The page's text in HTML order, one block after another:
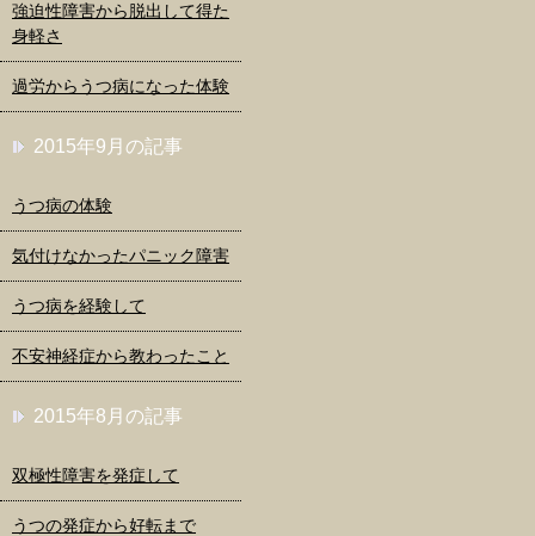
強迫性障害から脱出して得た
身軽さ
過労からうつ病になった体験
2015年9月の記事
うつ病の体験
気付けなかったパニック障害
うつ病を経験して
不安神経症から教わったこと
2015年8月の記事
双極性障害を発症して
うつの発症から好転まで